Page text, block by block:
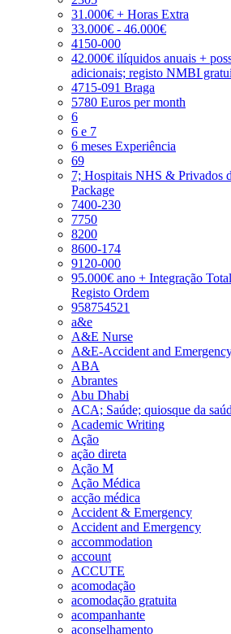
31.000€ + Horas Extra
33.000€ - 46.000€
4150-000
42.000€ ilíquidos anuais +
adicionais; registo NMBI
4715-091 Braga
5780 Euros per month
6
6 e 7
6 meses Experiência
69
7; Hospitais NHS & Privados
Package
7400-230
7750
8200
8600-174
9120-000
95.000€ ano + Integração
Registo Ordem
958754521
a&e
A&E Nurse
A&E-Accident and
ABA
Abrantes
Abu Dhabi
ACA; Saúde; quiosque da
Academic Writing
Ação
ação direta
Ação M
Ação Médica
acção médica
Accident & Emergency
Accident and Emergency
accommodation
account
ACCUTE
acomodação
acomodação gratuita
acompanhante
aconselhamento